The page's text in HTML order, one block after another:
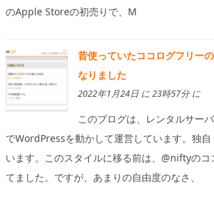
のApple Storeの初売りで、M
昔使っていたココログフリー
なりました
2022年1月24日 に 23時57分 に
このブログは、レンタルサー
でWordPressを動かして運営しています。独
います。このスタイルに移る前は、@niftyのコ
てました。ですが、あまりの自由度のなさ、